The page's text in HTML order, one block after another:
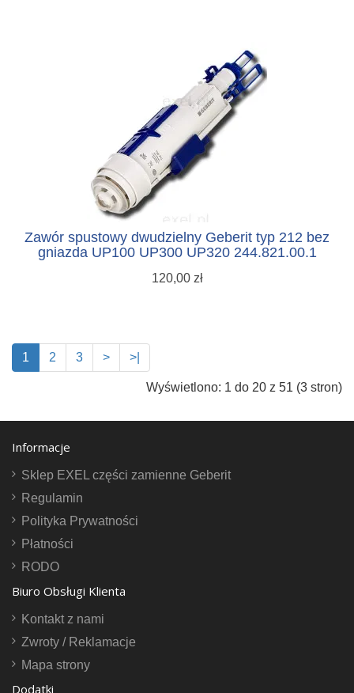
Zawór spustowy dwudzielny Geberit typ 212 bez
gniazda UP100 UP300 UP320 244.821.00.1
120,00 zł
1 2 3 > >|
Wyświetlono: 1 do 20 z 51 (3 stron)
Informacje
Sklep EXEL części zamienne Geberit
Regulamin
Polityka Prywatności
Płatności
RODO
Biuro Obsługi Klienta
Kontakt z nami
Zwroty / Reklamacje
Mapa strony
Dodatki